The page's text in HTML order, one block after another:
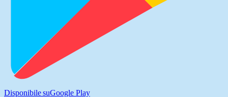
Disponibile suGoogle Play